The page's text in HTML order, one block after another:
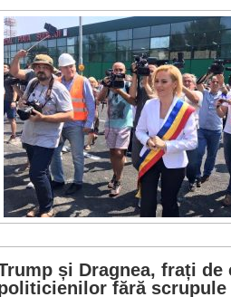
și Dragnea, frați de
fără scrupule